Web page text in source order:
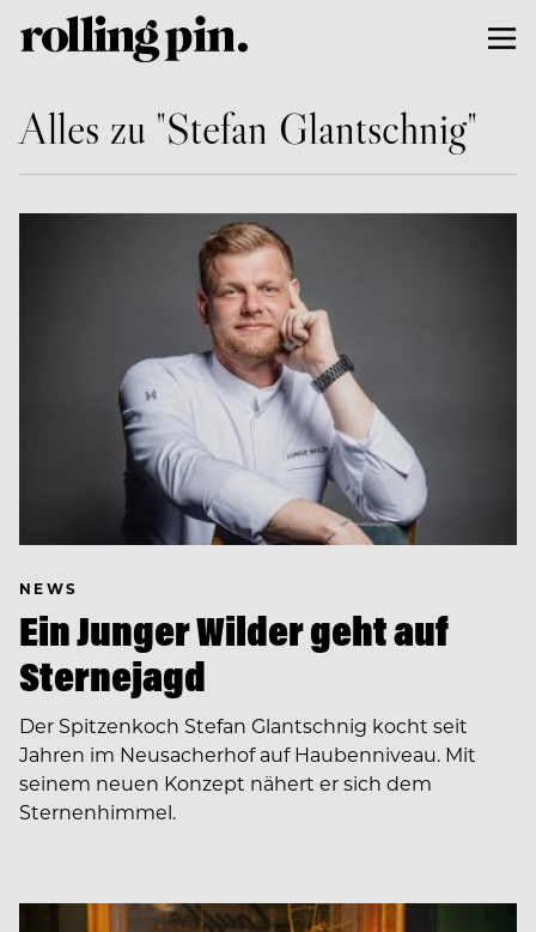
Alles zu "Stefan Glantschnig"
NEWS
Ein Junger Wilder geht auf
Sternejagd
Der Spitzenkoch Stefan Glantschnig kocht seit
Jahren im Neusacherhof auf Haubenniveau. Mit
seinem neuen Konzept nähert er sich dem
Sternenhimmel.